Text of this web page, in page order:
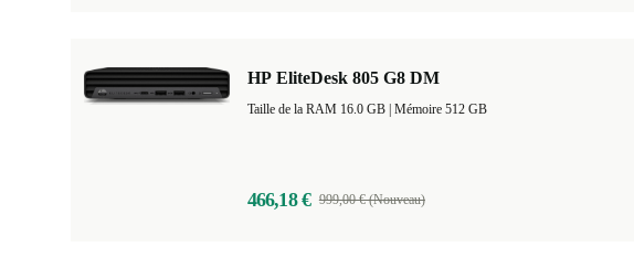
HP EliteDesk 805 G8 DM
Mémoire 512 GB
466,18 € 999,00 € (Nouveau)